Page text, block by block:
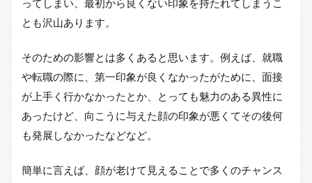
2
てし
まう
と
は？
3
筋と
はい
とも沢山あります。
そのための影響とは多くあると思います。例えば、就職
や転職の際に、第一印象が良くなかったがために、面接
が上手く行かなかったとか、とっても魅力のある異性に
あったけど、向こうに与えた顔の印象が悪くてその後何
も発展しなかったなどなど。
簡単に言えば、顔が老けて見えることで多くのチャンス